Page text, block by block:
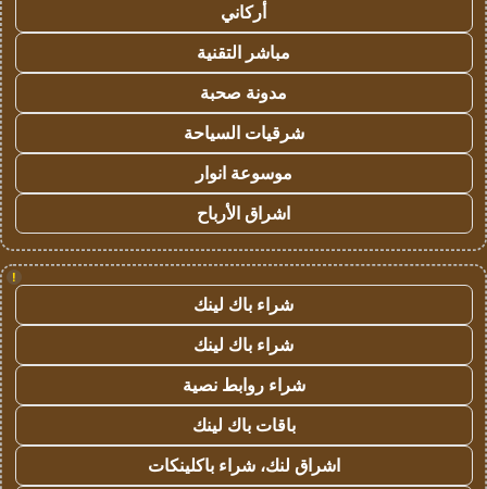
أركاني
مباشر التقنية
مدونة صحبة
شرقيات السياحة
موسوعة انوار
اشراق الأرباح
!
شراء باك لينك
شراء باك لينك
شراء روابط نصية
باقات باك لينك
اشراق لنك، شراء باكلينكات